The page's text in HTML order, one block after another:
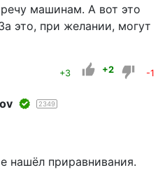
машинам. А вот это
это, при желании, могут
+3 +2 -1
2349
нашёл приравнивания.